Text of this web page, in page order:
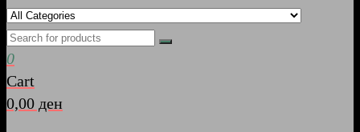
0
Cart
0,00 ден